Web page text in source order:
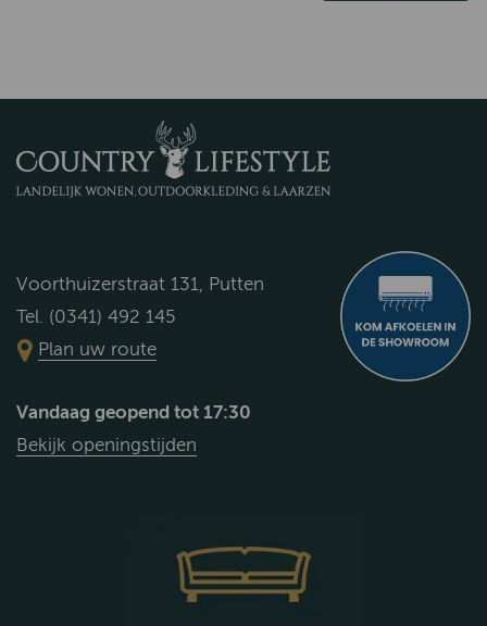
Voorthuizerstraat 131, Putten
Tel. (0341) 492 145
Plan uw route
Vandaag geopend tot 17:30
Bekijk openingstijden